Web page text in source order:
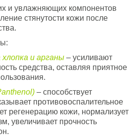
и увлажняющих компонентов
стянутости кожи после
и арганы – усиливают
средства, оставляя приятное
– способствует
противовоспалительное
регенерацию кожи, нормализует
увеличивает прочность